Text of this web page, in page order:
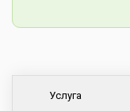
Услуга